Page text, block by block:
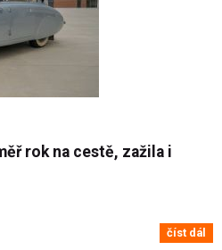
rok na cestě, zažila i
číst dál